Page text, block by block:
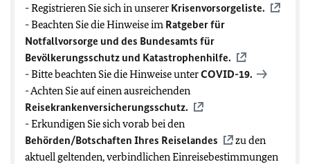
- Registrieren Sie sich in unserer Krisenvorsorgeliste.
- Beachten Sie die Hinweise im Ratgeber für
Notfallvorsorge und des Bundesamts für
Bevölkerungsschutz und Katastrophenhilfe.
- Bitte beachten Sie die Hinweise unterCOVID-19.
- Achten Sie auf einen ausreichenden
Reisekrankenversicherungsschutz.
- Erkundigen Sie sich vorab bei den
Behörden/Botschaften Ihres Reiselandes
zu den
aktuell geltenden, verbindlichen Einreisebestimmungen